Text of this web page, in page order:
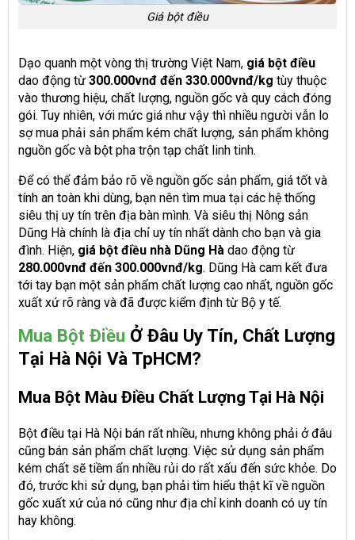
Giá bột điều
Dạo quanh một vòng thị trường Việt Nam, giá bột điều
dao động từ 300.000vnđ đến 330.000vnđ/kg tùy thuộc
vào thương hiệu, chất lượng, nguồn gốc và quy cách đóng
gói. Tuy nhiên, với mức giá như vậy thì nhiều người vẫn lo
sợ mua phải sản phẩm kém chất lượng, sản phẩm không
nguồn gốc và bột pha trộn tạp chất linh tinh.
Để có thể đảm bảo rõ về nguồn gốc sản phẩm, giá tốt và
tính an toàn khi dùng, bạn nên tìm mua tại các hệ thống
siêu thị uy tín trên địa bàn mình. Và siêu thị Nông sản
Dũng Hà chính là địa chỉ uy tín nhất dành cho bạn và gia
đình. Hiện, giá bột điều nhà Dũng Hà dao động từ
280.000vnđ đến 300.000vnđ/kg. Dũng Hà cam kết đưa
tới tay bạn một sản phẩm chất lượng cao nhất, nguồn gốc
xuất xứ rõ ràng và đã được kiểm định từ Bộ y tế.
Mua Bột Điều Ở Đâu Uy Tín, Chất Lượng
Tại Hà Nội Và TpHCM?
Mua Bột Màu Điều Chất Lượng Tại Hà Nội
Bột điều tại Hà Nội bán rất nhiều, nhưng không phải ở đâu
cũng bán sản phẩm chất lượng. Việc sử dụng sản phẩm
kém chất sẽ tiềm ẩn nhiều rủi do rất xấu đến sức khỏe. Do
đó, trước khi sử dụng, bạn phải tìm hiểu thật kĩ về nguồn
gốc xuất xứ của nó cũng như địa chỉ kinh doanh có uy tín
hay không.